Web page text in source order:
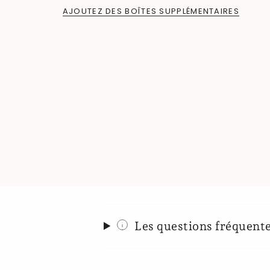
AJOUTEZ DES BOÎTES SUPPLÉMENTAIRES
Les questions